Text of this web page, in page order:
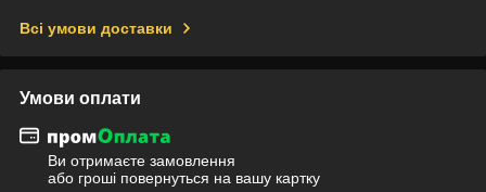
Всі умови доставки
Умови оплати
Ви отримаєте замовлення
або гроші повернуться на вашу картку